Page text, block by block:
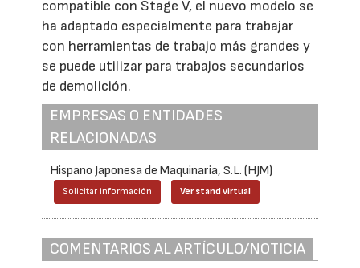
compatible con Stage V, el nuevo modelo se
ha adaptado especialmente para trabajar
con herramientas de trabajo más grandes y
se puede utilizar para trabajos secundarios
de demolición.
EMPRESAS O ENTIDADES
RELACIONADAS
Hispano Japonesa de Maquinaria, S.L. (HJM)
Solicitar información Ver stand virtual
COMENTARIOS AL ARTÍCULO/NOTICIA